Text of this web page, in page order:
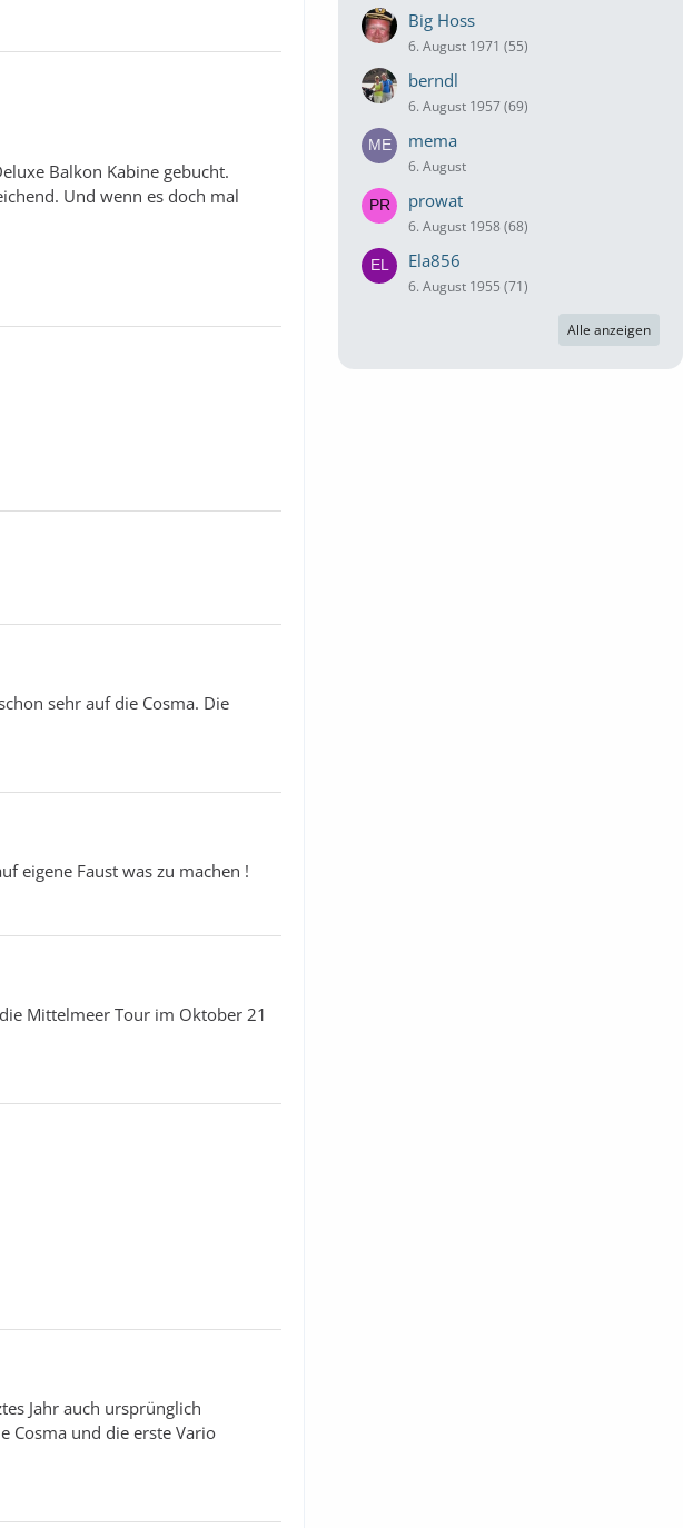
Balkon Kabine gebucht.
Und wenn es doch mal
sehr auf die Cosma. Die
eigene Faust was zu machen !
Mittelmeer Tour im Oktober 21
Jahr auch ursprünglich
Cosma und die erste Vario
Big Hoss
6. August 1971 (55)
berndl
6. August 1957 (69)
mema
6. August
prowat
6. August 1958 (68)
Ela856
6. August 1955 (71)
Alle anzeigen